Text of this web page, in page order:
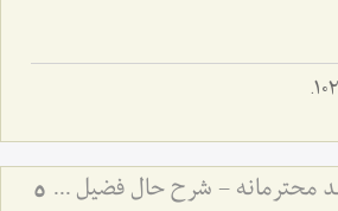
تعظیم بزرگان و نقد محترمانه - شرح حال فضیل بن عیاض و بِشر حافی و تبیین روش صحیح نقد بزرگان 5